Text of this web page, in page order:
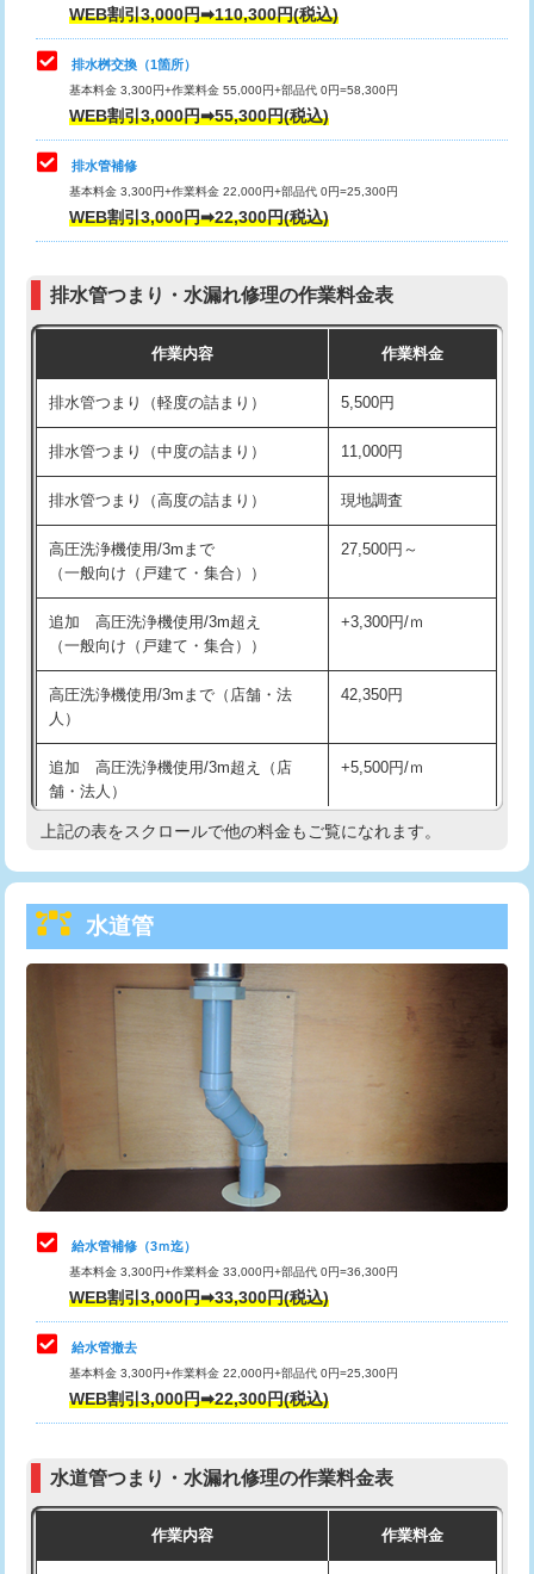
マス交換（深さ50㎝以上）
コンクリート斫り（厚さ10㎝まで）
コンクリート斫り（厚さ10㎝超え）
モルタル補修（厚さ10㎝まで）
モルタル補修（厚さ10㎝超え）
追加人工 16,500円
現場見積
※給水管工事は20mmまでの価格です。
交換・取付（タンク）
交換・取付(単水栓（壁付・デッキ
式）)
交換・取付(混合水栓（壁付・デッキ
式・ワンホール）)
16,500円+材料費
交換・取付(排水栓・排水トラップ
交換・取付（その他部品） 11,000円+材料費
持込商品取付（単水栓） 13,200円
持込商品取付（混合水栓） 16,500円
持込商品取付（浄水器・分岐水栓） 16,500円
給水管工事※（ホール加工) 16,500円
給水管工事※（バンド止め) 3,300円
給水管工事※（支持金具設置)
給水管工事※（保温材使用（バンド止
め込み）)
5,500円
給水管工事※（土の掘削・埋め戻し作
業)
11,000円
給水管工事※（塩ビ管（VP・HI）使
用/3ｍまで)
33,000円
給水管工事※（塩ビ管（VP・HI）使
+8,800円
給水管工事※（ライニング鋼管・銅
管・ポリ管・HT管使用/3ｍまで)
給水管工事※（ライニング鋼管・銅
管・ポリ管・HT管使用/3ｍ超え)
排水管工事（土の掘削・埋め戻し作
11,000円~
排水管工事（排水管工事/3ｍまで） 55,000円
排水管工事（追加 排水管工事/3ｍ超
マス交換（土の掘削・埋め戻し作業）
マス交換（深さ50㎝未満）
マス交換（深さ50㎝以上）
コンクリート斫り（厚さ10㎝まで）
モルタル補修（厚さ10㎝超え） 38,500円
WEB割引3,000円➡110,300円(税込)
排水桝交換（1箇所）
基本料金 3,300円+作業料金 55,000円+部品代 0円=58,300円
WEB割引3,000円➡55,300円(税込)
排水管補修
基本料金 3,300円+作業料金 22,000円+部品代 0円=25,300円
WEB割引3,000円➡22,300円(税込)
排水管つまり・水漏れ修理の作業料金表
作業内容 作業料金
排水管つまり（軽度の詰まり） 5,500円
排水管つまり（中度の詰まり） 11,000円
排水管つまり（高度の詰まり） 現地調査
高圧洗浄機使用/3mまで
（一般向け（戸建て・集合））
27,500円～
追加 高圧洗浄機使用/3m超え
（一般向け（戸建て・集合））
+3,300円/ｍ
高圧洗浄機使用/3mまで（店舗・法
人）
42,350円
追加 高圧洗浄機使用/3m超え（店
舗・法人）
+5,500円/ｍ
高度高圧洗浄換 現地調査
トーラー機使用/3mまで
追加トーラー機使用/3m超え
33,000円
8,800円
止水・漏水調査・防水処理・清掃・修
理・調整・分解・加工など（軽作業）
11,000円
止水・漏水調査・防水処理・清掃・修
理・調整・分解・加工など（中作業）
止水・漏水調査・防水処理・清掃・修
理・調整・分解・加工など（重作業）
33,000円
その他部品の脱着
交換・取付（タンク）
式）)
式・ワンホール）)
上記の表をスクロールで他の料金もご覧になれます。
水道管
給水管補修（3ｍ迄）
基本料金 3,300円+作業料金 33,000円+部品代 0円=36,300円
WEB割引3,000円➡33,300円(税込)
給水管撤去
基本料金 3,300円+作業料金 22,000円+部品代 0円=25,300円
WEB割引3,000円➡22,300円(税込)
水道管つまり・水漏れ修理の作業料金表
作業内容 作業料金